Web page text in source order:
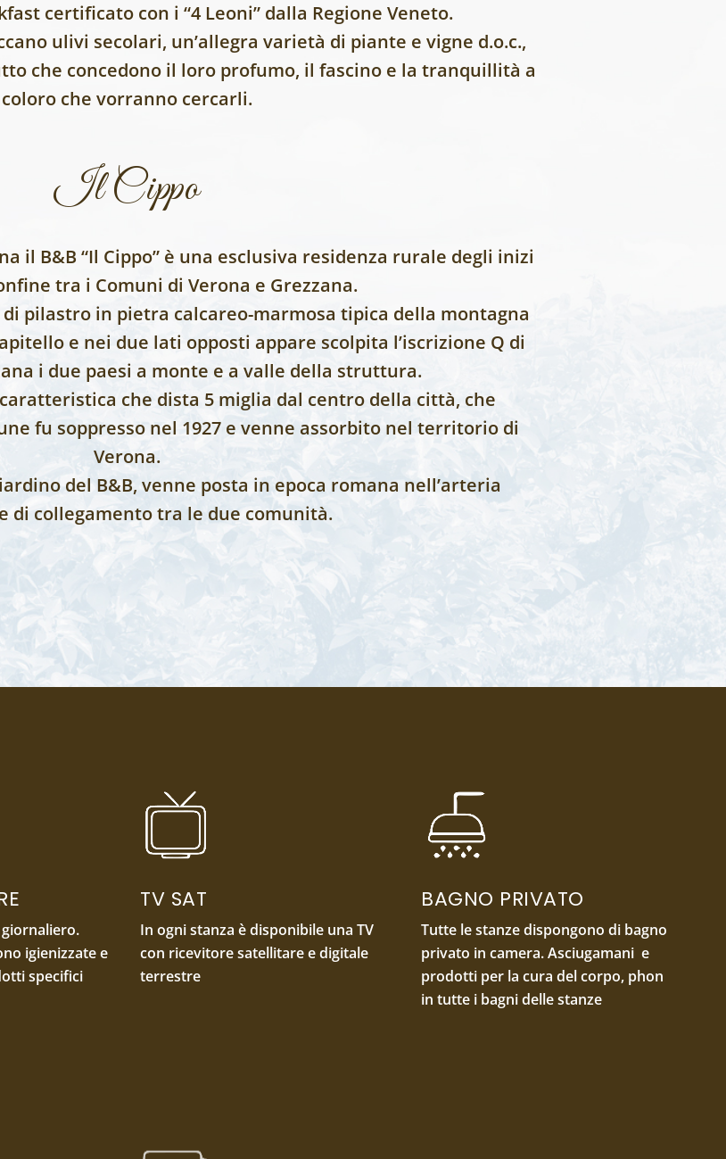
certificato con i “4 Leoni” dalla Regione Veneto.
ulivi secolari, un’allegra varietà di piante e vigne d.o.c.,
che concedono il loro profumo, il fascino e la tranquillità a
coloro che vorranno cercarli.
Il Cippo
il B&B “Il Cippo” è una esclusiva residenza rurale degli inizi
tra i Comuni di Verona e Grezzana.
pilastro in pietra calcareo-marmosa tipica della montagna
e nei due lati opposti appare scolpita l’iscrizione Q di
i due paesi a monte e a valle della struttura.
che dista 5 miglia dal centro della città, che
fu soppresso nel 1927 e venne assorbito nel territorio di
Verona.
del B&B, venne posta in epoca romana nell’arteria
di collegamento tra le due comunità.
igienizzate e
specifici
TV SAT
In ogni stanza è disponibile una TV
con ricevitore satellitare e digitale
terrestre
BAGNO PRIVATO
Tutte le stanze dispongono di bagno
privato in camera. Asciugamani e
prodotti per la cura del corpo, phon
in tutte i bagni delle stanze